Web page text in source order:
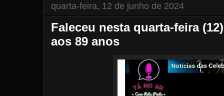
quarta-feira, 12 de junho de 2024
Faleceu nesta quarta-feira
aos 89 anos